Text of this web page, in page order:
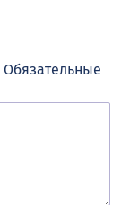
Обязательные